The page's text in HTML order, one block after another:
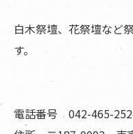
白木祭壇、花祭壇など
す。
電話番号 042-465-